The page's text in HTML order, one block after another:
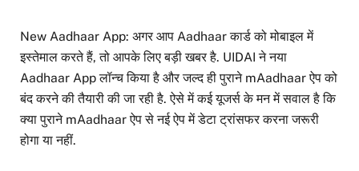
New Aadhaar App: अगर आप Aadhaar कार्ड को मोबाइल में
इस्तेमाल करते हैं, तो आपके लिए बड़ी खबर है. UIDAI ने नया
Aadhaar App लॉन्च किया है और जल्द ही पुराने mAadhaar ऐप को
बंद करने की तैयारी की जा रही है. ऐसे में कई यूजर्स के मन में सवाल है कि
क्या पुराने mAadhaar ऐप से नई ऐप में डेटा ट्रांसफर करना जरूरी
होगा या नहीं.